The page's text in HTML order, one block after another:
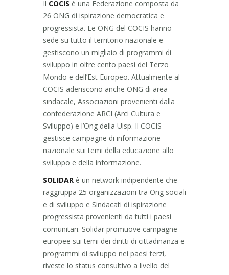
Il COCIS è una Federazione composta da
26 ONG di ispirazione democratica e
progressista. Le ONG del COCIS hanno
sede su tutto il territorio nazionale e
gestiscono un migliaio di programmi di
sviluppo in oltre cento paesi del Terzo
Mondo e dell’Est Europeo. Attualmente al
COCIS aderiscono anche ONG di area
sindacale, Associazioni provenienti dalla
confederazione ARCI (Arci Cultura e
Sviluppo) e l’Ong della Uisp. Il COCIS
gestisce campagne di informazione
nazionale sui temi della educazione allo
sviluppo e della informazione.
SOLIDAR è un network indipendente che
raggruppa 25 organizzazioni tra Ong sociali
e di sviluppo e Sindacati di ispirazione
progressista provenienti da tutti i paesi
comunitari. Solidar promuove campagne
europee sui temi dei diritti di cittadinanza e
programmi di sviluppo nei paesi terzi,
riveste lo status consultivo a livello del